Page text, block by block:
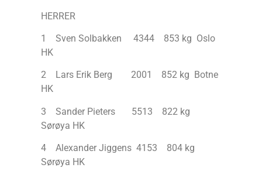
HERRER
1 Sven Solbakken 4344 853 kg Oslo
HK
2 Lars Erik Berg 2001 852 kg Botne
HK
3 Sander Pieters 5513 822 kg
Sørøya HK
4 Alexander Jiggens 4153 804 kg
Sørøya HK